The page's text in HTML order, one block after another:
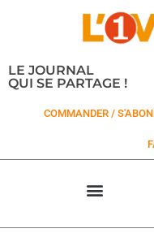
LE JOURNAL
QUI SE PARTAGE !
COMMANDER /